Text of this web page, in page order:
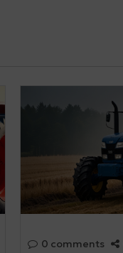
0 comments